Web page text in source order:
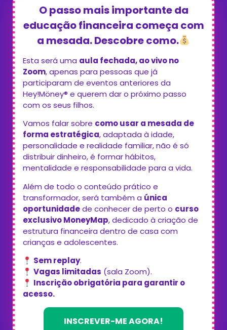
O passo mais importante da
educação financeira começa com
a mesada. Descobre como.
Esta será uma aula fechada, ao vivo no
Zoom, apenas para pessoas que já
participaram de eventos anteriores da
Hey!Möney® e querem dar o próximo passo
com os seus filhos.
Vamos falar sobre como usar a mesada de
forma estratégica, adaptada à idade,
personalidade e realidade familiar, não é só
distribuir dinheiro, é formar hábitos,
mentalidade e responsabilidade para a vida.
Além de todo o conteúdo prático e
transformador, será também a única
oportunidadede conhecer de perto o curso
exclusivo MoneyMap, dedicado à criação de
estrutura financeira dentro de casa com
crianças e adolescentes.
Sem replay.
Vagas limitadas (sala Zoom).
Inscrição obrigatória para garantir o
acesso.
INSCREVER-ME AGORA!